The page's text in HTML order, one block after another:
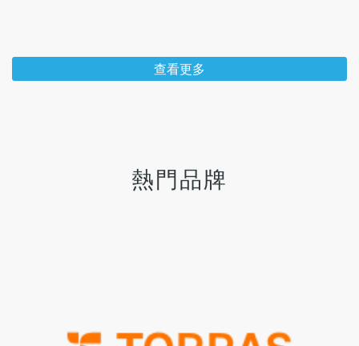
查看更多
熱門品牌